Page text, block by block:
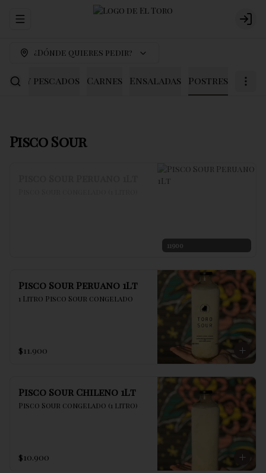
Abrir menu de navegación
¿Dónde quieres pedir?
y pescados Carnes Ensaladas Postres
Pisco Sour
11900
Pisco Sour Peruano 1Lt
1 Litro Pisco Sour congelado
$11.900
Pisco Sour Chileno 1Lt
Pisco Sour congelado (1 litro)
$10.900